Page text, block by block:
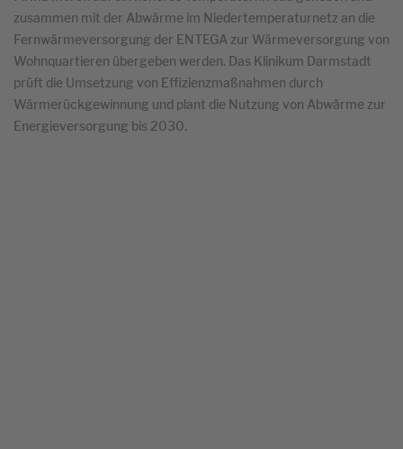
zusammen mit der Abwärme im Niedertemperaturnetz an die
Fernwärmeversorgung der ENTEGA zur Wärmeversorgung von
Wohnquartieren übergeben werden. Das Klinikum Darmstadt
prüft die Umsetzung von Effizienzmaßnahmen durch
Wärmerückgewinnung und plant die Nutzung von Abwärme zur
Energieversorgung bis 2030.